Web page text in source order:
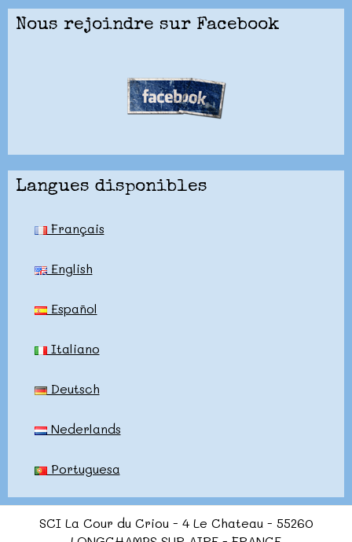
Nous rejoindre sur Facebook
Langues disponibles
Français
English
Español
Italiano
Deutsch
Nederlands
Portuguesa
SCI La Cour du Criou - 4 Le Chateau - 55260